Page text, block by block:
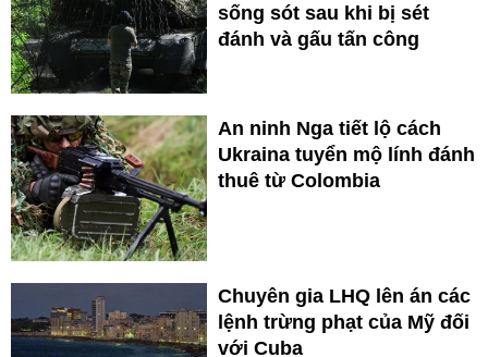
sống sót sau khi bị sét
đánh và gấu tấn công
An ninh Nga tiết lộ cách
Ukraina tuyển mộ lính đánh
thuê từ Colombia
Chuyên gia LHQ lên án các
lệnh trừng phạt của Mỹ đối
với Cuba